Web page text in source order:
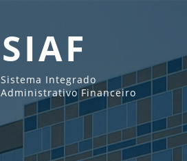
SIAF
Sistema Integrado
Administrativo Financeiro